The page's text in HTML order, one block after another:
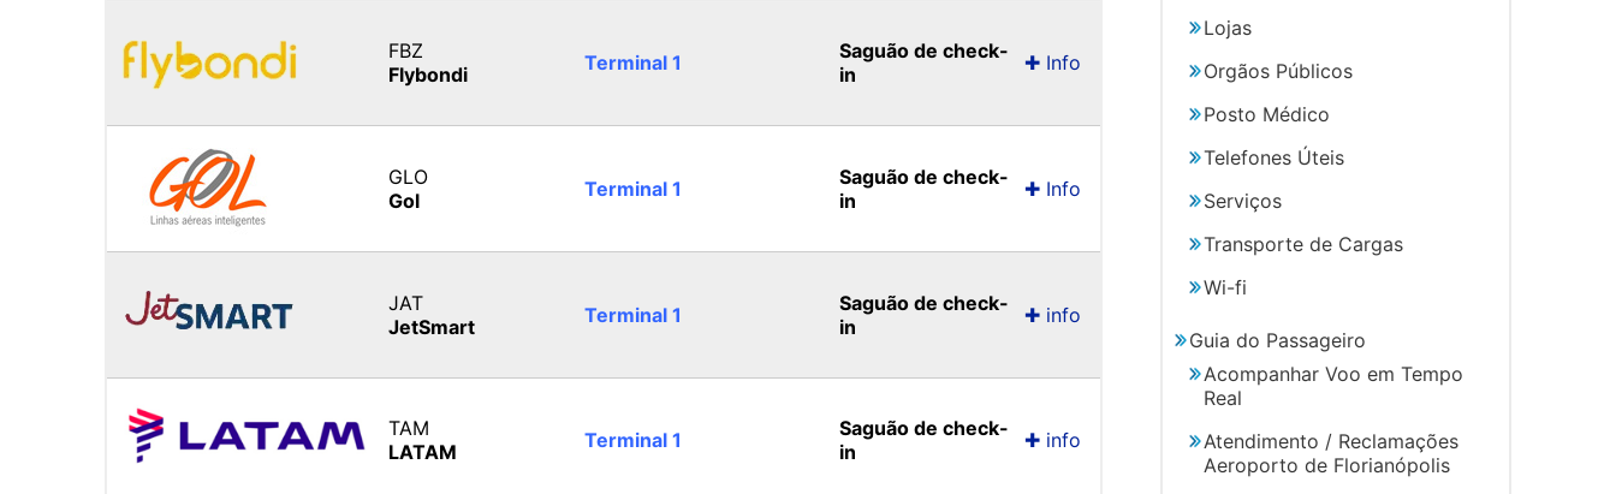
FBZ
Flybondi
Terminal 1
Saguão de check-
in
✚ Info
GLO
Gol
Terminal 1
Saguão de check-
in
✚ Info
JAT
JetSmart
Terminal 1
Saguão de check-
in
✚ info
TAM
LATAM
Terminal 1
Saguão de check-
in
✚ info
Lojas
Orgãos Públicos
Posto Médico
Telefones Úteis
Serviços
Transporte de Cargas
Wi-fi
Guia do Passageiro
Acompanhar Voo em Tempo
Real
Atendimento / Reclamações
Aeroporto de Florianópolis